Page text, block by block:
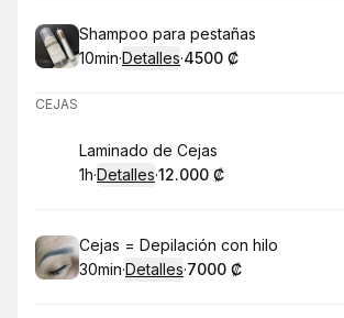
Reservar
Shampoo para pestañas
.Duración:
10min·Detalles·
.Precio
4500 ₡
CEJAS
Reservar
Laminado de Cejas
.Duración:
1h·Detalles·
.Precio:
12.000 ₡
Reservar
Cejas = Depilación con hilo
.Duración:
30min·Detalles·
. Precio
7000 ₡